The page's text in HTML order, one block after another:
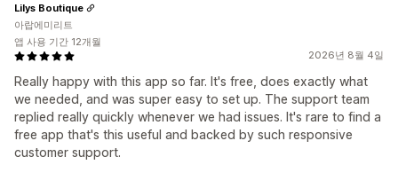
2026년 8월 4일
Really happy with this app so far. It's free, does exactly what
we needed, and was super easy to set up. The support team
replied really quickly whenever we had issues. It's rare to find a
free app that's this useful and backed by such responsive
customer support.
Lilys Boutique
아랍에미리트
앱 사용 기간 12개월